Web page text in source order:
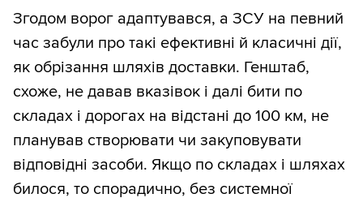
Згодом ворог адаптувався, а ЗСУ на певний
час забули про такі ефективні й класичні дії,
як обрізання шляхів доставки. Генштаб,
схоже, не давав вказівок і далі бити по
складах і дорогах на відстані до 100 км, не
планував створювати чи закуповувати
відповідні засоби. Якщо по складах і шляхах
билося, то спорадично, без системної